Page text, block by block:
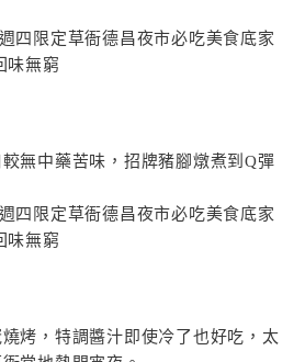
無中藥苦味，招牌豬腳燉煮到Q彈
烤，特調醬汁即使冷了也好吃，太